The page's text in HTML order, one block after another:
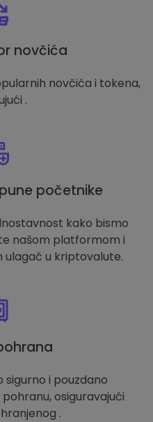
novčića
novčića i tokena,
.
početnike
kako bismo
našom platformom i
u kriptovalute.
sigurno i pouzdano
osiguravajući
.